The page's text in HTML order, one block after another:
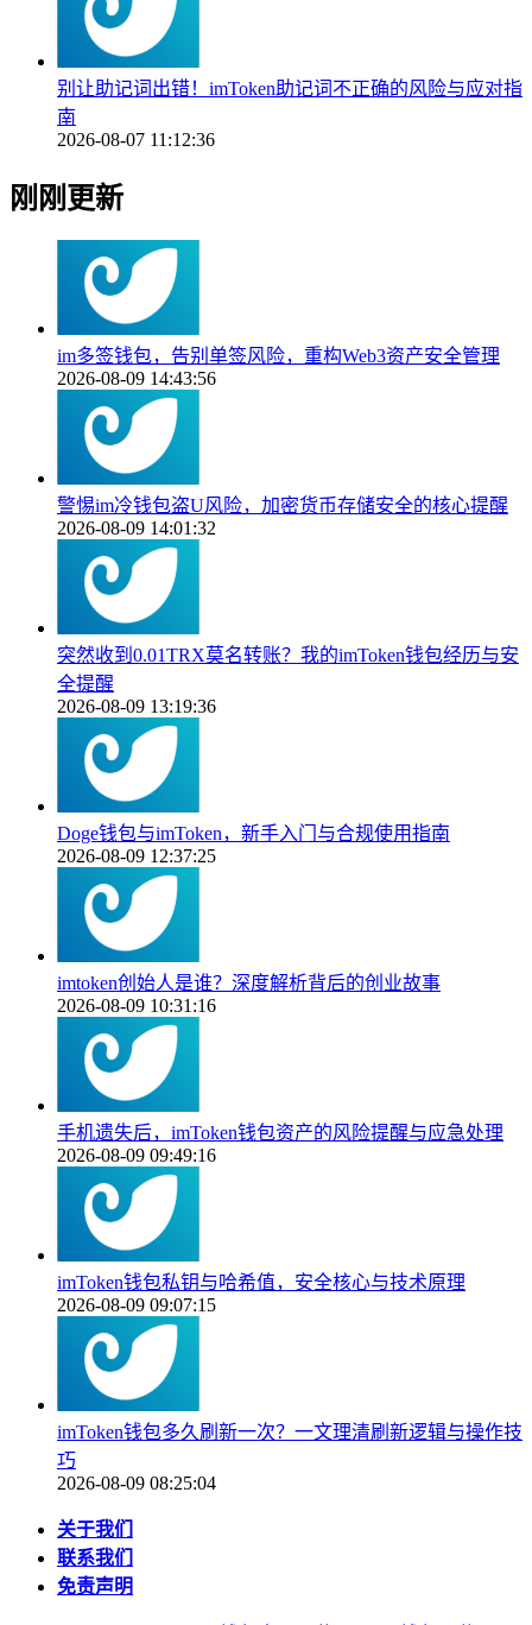
别让助记词出错！imToken助记词不正确的风险与应对指
南
2026-08-07 11:12:36
刚刚更新
im多签钱包，告别单签风险，重构Web3资产安全管理
2026-08-09 14:43:56
警惕im冷钱包盗U风险，加密货币存储安全的核心提醒
2026-08-09 14:01:32
突然收到0.01TRX莫名转账？我的imToken钱包经历与安
全提醒
2026-08-09 13:19:36
Doge钱包与imToken，新手入门与合规使用指南
2026-08-09 12:37:25
imtoken创始人是谁？深度解析背后的创业故事
2026-08-09 10:31:16
手机遗失后，imToken钱包资产的风险提醒与应急处理
2026-08-09 09:49:16
imToken钱包私钥与哈希值，安全核心与技术原理
2026-08-09 09:07:15
imToken钱包多久刷新一次？一文理清刷新逻辑与操作技
巧
2026-08-09 08:25:04
关于我们
联系我们
免责声明